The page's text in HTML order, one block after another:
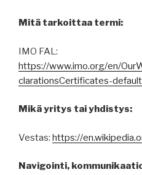
Mitä tarkoittaa termi:
IMO FAL:
https://www.imo.org/en/
clarationsCertificates-
Mikä yritys tai yhdistys:
Vestas: https://
Navigointi,